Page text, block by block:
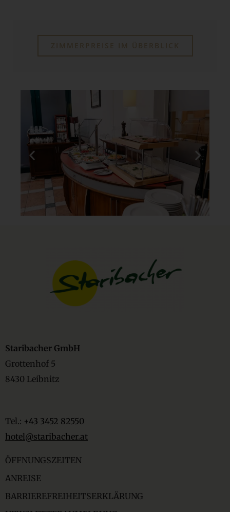
Staribacher GmbH
Grottenhof 5
8430 Leibnitz
Tel.: +43 3452 82550
hotel@staribacher.at
ÖFFNUNGSZEITEN
ANREISE
BARRIEREFREIHEITSERKLÄRUNG